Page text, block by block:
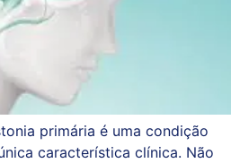
primária é uma condição
característica clínica. Não